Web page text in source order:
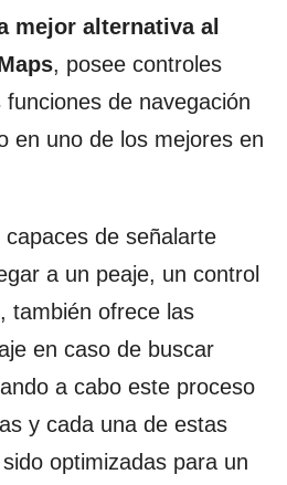
mejor alternativa al
, posee controles
de navegación
en uno de los mejores en
de señalarte
a un peaje, un control
también ofrece las
en caso de buscar
a cabo este proceso
y cada una de estas
optimizadas para un